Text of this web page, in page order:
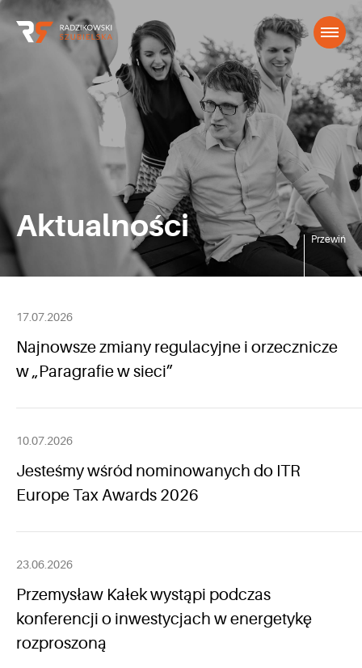
Aktualności Przewiń
17.07.2026
Najnowsze zmiany regulacyjne i orzecznicze
w „Paragrafie w sieci”
10.07.2026
Jesteśmy wśród nominowanych do ITR
Europe Tax Awards 2026
23.06.2026
Przemysław Kałek wystąpi podczas
konferencji o inwestycjach w energetykę
rozproszoną